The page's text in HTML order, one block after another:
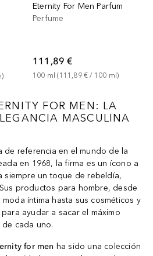
)
Eternity For Men Parfum
Perfume
111,89 €
100 ml (111,89 € / 100 ml)
FOR MEN: LA
MASCULINA
de referencia en el mundo de la
en 1968, la firma es un ícono a
siempre un toque de rebeldía,
productos para hombre, desde
íntima hasta sus cosméticos y
ayudar a sacar el máximo
cada uno.
for men ha sido una colección